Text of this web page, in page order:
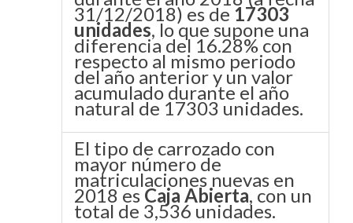
31/12/2018) es de 17303
unidades, lo que supone una
diferencia del 16.28% con
respecto al mismo periodo
del año anterior y un valor
acumulado durante el año
natural de 17303 unidades.
El tipo de carrozado con
mayor número de
matriculaciones nuevas en
2018 es Caja Abierta, con un
total de 3,536 unidades.